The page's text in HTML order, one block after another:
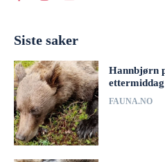
Siste saker
Hannbjørn
ettermiddag
FAUNA.NO